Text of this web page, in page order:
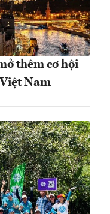
thêm cơ hội
Nam